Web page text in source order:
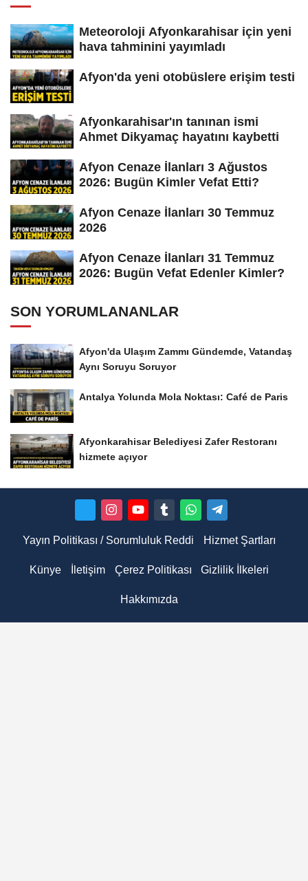
Meteoroloji Afyonkarahisar için yeni
hava tahminini yayımladı
Afyon'da yeni otobüslere erişim testi
Afyonkarahisar'ın tanınan ismi
Ahmet Dikyamaç hayatını kaybetti
Afyon Cenaze İlanları 3 Ağustos
2026: Bugün Kimler Vefat Etti?
Afyon Cenaze İlanları 30 Temmuz
2026
Afyon Cenaze İlanları 31 Temmuz
2026: Bugün Vefat Edenler Kimler?
SON YORUMLANANLAR
Afyon'da Ulaşım Zammı Gündemde, Vatandaş
Aynı Soruyu Soruyor
Antalya Yolunda Mola Noktası: Café de Paris
Afyonkarahisar Belediyesi Zafer Restoranı
hizmete açıyor
Yayın Politikası / Sorumluluk Reddi Hizmet Şartları
Künye İletişim Çerez Politikası Gizlilik İlkeleri
Hakkımızda